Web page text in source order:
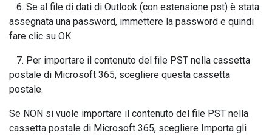
6. Se al file di dati di Outlook (con estensione pst) è stata
assegnata una password, immettere la password e quindi
fare clic su OK.
7. Per importare il contenuto del file PST nella cassetta
postale di Microsoft 365, scegliere questa cassetta
postale.
Se NON si vuole importare il contenuto del file PST nella
cassetta postale di Microsoft 365, scegliere Importa gli